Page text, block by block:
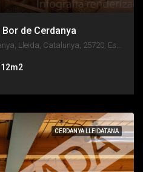
de Cerdanya
m2
CERDANYA LLEIDATANA